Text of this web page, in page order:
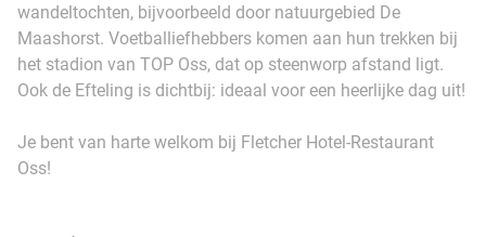
wandeltochten, bijvoorbeeld door natuurgebied De
Maashorst. Voetballiefhebbers komen aan hun trekken bij
het stadion van TOP Oss, dat op steenworp afstand ligt.
Ook de Efteling is dichtbij: ideaal voor een heerlijke dag uit!
Je bent van harte welkom bij Fletcher Hotel-Restaurant
Oss!